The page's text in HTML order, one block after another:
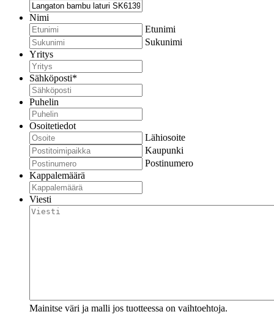
Nimi
Etunimi
Sukunimi
Yritys
Sähköposti*
Puhelin
Osoitetiedot
Lähiosoite
Kaupunki
Postinumero
Kappalemäärä
Viesti
Mainitse väri ja malli jos tuotteessa on vaihtoehtoja.